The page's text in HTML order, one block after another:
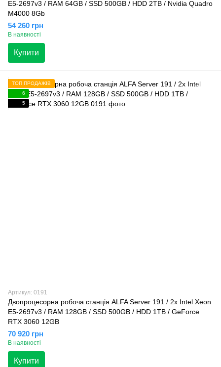
E5-2697v3 / RAM 64GB / SSD 500GB / HDD 2TB / Nvidia Quadro
M4000 8Gb
54 260 грн
В наявності
Купити
ТОП ПРОДАЖІВ
6
5
Артикул: 0191
Двопроцесорна робоча станція ALFA Server 191 / 2x Intel Xeon
E5-2697v3 / RAM 128GB / SSD 500GB / HDD 1TB / GeForce
RTX 3060 12GB
70 920 грн
В наявності
Купити